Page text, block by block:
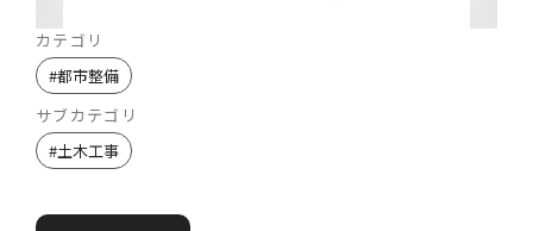
カテゴリ
#都市整備
サブカテゴリ
#土木工事